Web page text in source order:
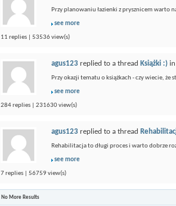
Przy planowaniu łazienki z prysznicem warto
see more
11 replies | 53536 view(s)
agus123 replied to a thread Książki :) in
Przy okazji tematu o książkach - czy wiecie,
see more
284 replies | 231630 view(s)
agus123 replied to a thread
Rehabilitacja to długi proces i warto dobrze
see more
7 replies | 56759 view(s)
No More Results